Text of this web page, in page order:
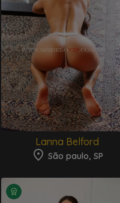
Lanna Belford
São paulo, SP
Ver destaques